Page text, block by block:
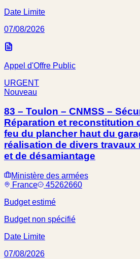
Date Limite
07/08/2026
Appel d'Offre Public
URGENT
Nouveau
83 – Toulon – CNMSS –
Réparation et reconstitution
feu du plancher haut du
réalisation de divers travaux
et de désamiantage
Ministère des armées
France
45262660
Budget estimé
Budget non spécifié
Date Limite
07/08/2026